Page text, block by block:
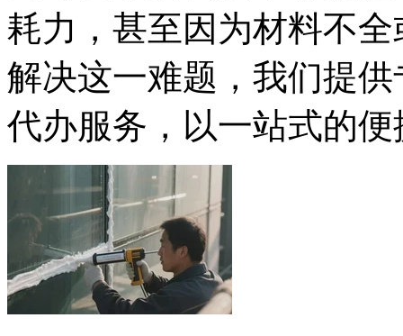
耗力，甚至因为材料不
解决这一难题，我们提
代办服务，以一站式的